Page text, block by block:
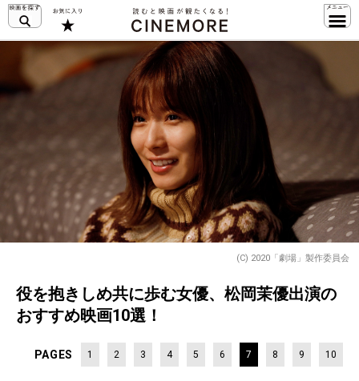
(C) 2020「劇場」製作委員会
役を抱きしめ共に歩む女優、松岡茉優出演の
おすすめ映画10選！
PAGES 1 2 3 4 5 6 7 8 9 10